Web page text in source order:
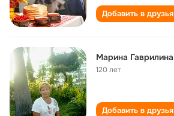
Добавить в друзья
Марина Гаврилина
120 лет
Добавить в друзья